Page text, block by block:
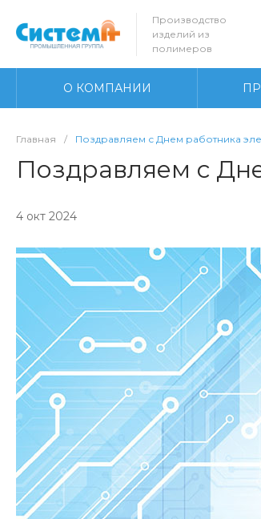
Производство
изделий из
полимеров
О КОМПАНИИ
Главная / Поздравляем с Днем работника
Поздравляем с
4 окт 2024